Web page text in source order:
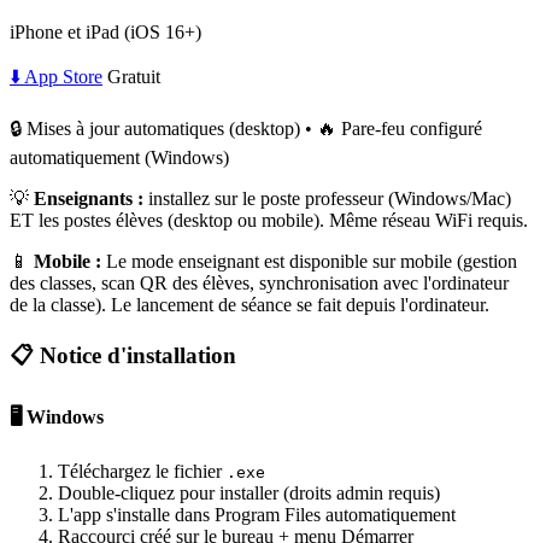
iPhone et iPad (iOS 16+)
⬇️ App Store Gratuit
🔒 Mises à jour automatiques (desktop) • 🔥 Pare-feu configuré
automatiquement (Windows)
💡 Enseignants : installez sur le poste professeur (Windows/Mac)
ET les postes élèves (desktop ou mobile). Même réseau WiFi requis.
📱 Mobile : Le mode enseignant est disponible sur mobile (gestion
des classes, scan QR des élèves, synchronisation avec l'ordinateur
de la classe). Le lancement de séance se fait depuis l'ordinateur.
📋 Notice d'installation
🖥️ Windows
Téléchargez le fichier .exe
Double-cliquez pour installer (droits admin requis)
L'app s'installe dans Program Files automatiquement
Raccourci créé sur le bureau + menu Démarrer